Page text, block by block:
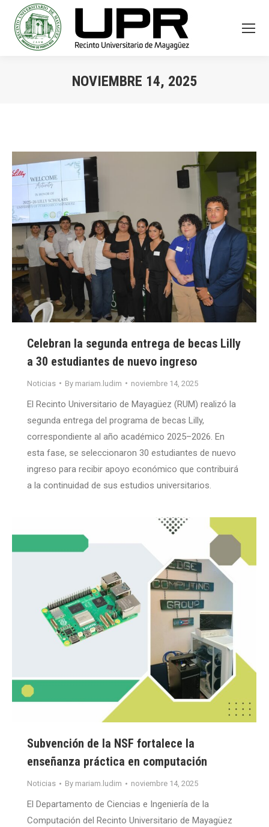
NOVIEMBRE 14, 2025
Celebran la segunda entrega de becas Lilly
a 30 estudiantes de nuevo ingreso
Noticias By mariam.ludim noviembre 14, 2025
El Recinto Universitario de Mayagüez (RUM) realizó la
segunda entrega del programa de becas Lilly,
correspondiente al año académico 2025–2026. En
esta fase, se seleccionaron 30 estudiantes de nuevo
ingreso para recibir apoyo económico que contribuirá
a la continuidad de sus estudios universitarios.
Subvención de la NSF fortalece la
enseñanza práctica en computación
Noticias By mariam.ludim noviembre 14, 2025
El Departamento de Ciencias e Ingeniería de la
Computación del Recinto Universitario de Mayagüez